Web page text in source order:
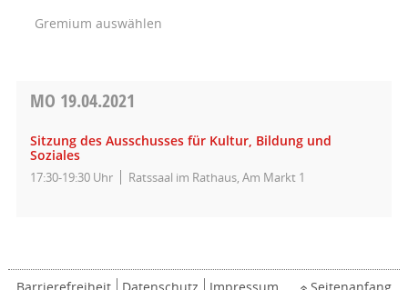
Gremium auswählen
MO 19.04.2021
Sitzung des Ausschusses für Kultur, Bildung und
Soziales
17:30-19:30 Uhr Ratssaal im Rathaus, Am Markt 1